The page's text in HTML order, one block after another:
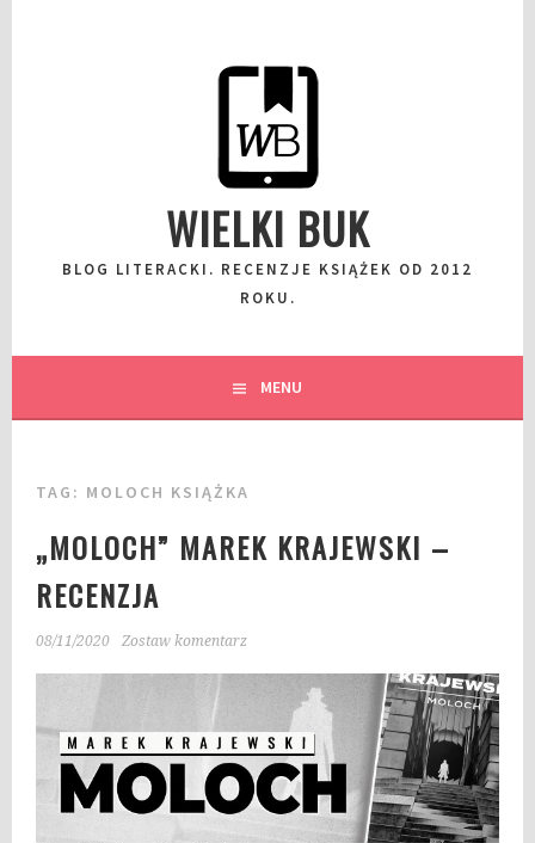
WIELKI BUK
BLOG LITERACKI. RECENZJE KSIĄŻEK OD 2012
ROKU.
MENU
TAG: MOLOCH KSIĄŻKA
„MOLOCH” MAREK KRAJEWSKI –
RECENZJA
08/11/2020 Zostaw komentarz